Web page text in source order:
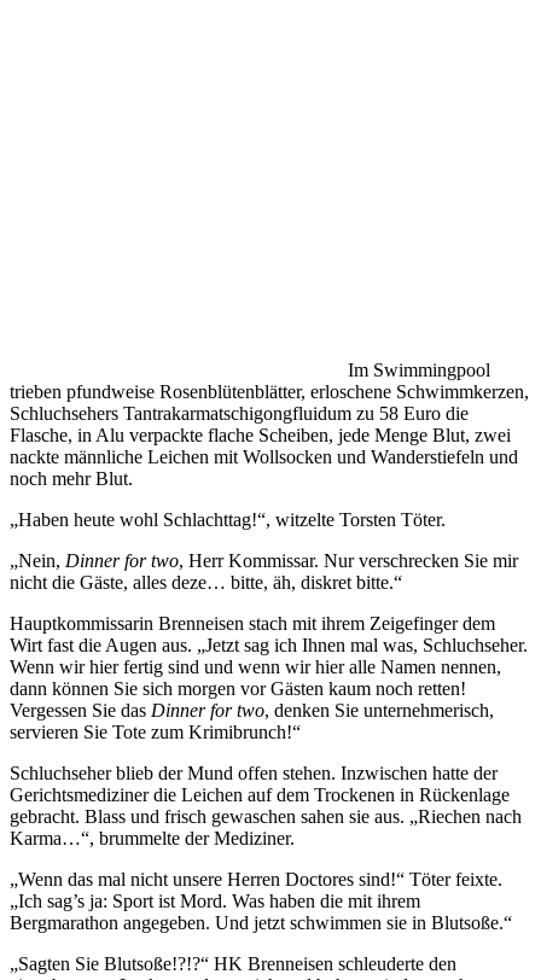
Im Swimmingpool
trieben pfundweise Rosenblütenblätter, erloschene Schwimmkerzen,
Schluchsehers Tantrakarmatschigongfluidum zu 58 Euro die
Flasche, in Alu verpackte flache Scheiben, jede Menge Blut, zwei
nackte männliche Leichen mit Wollsocken und Wanderstiefeln und
noch mehr Blut.
„Haben heute wohl Schlachttag!“, witzelte Torsten Töter.
„Nein, Dinner for two, Herr Kommissar. Nur verschrecken Sie mir
nicht die Gäste, alles deze… bitte, äh, diskret bitte.“
Hauptkommissarin Brenneisen stach mit ihrem Zeigefinger dem
Wirt fast die Augen aus. „Jetzt sag ich Ihnen mal was, Schluchseher.
Wenn wir hier fertig sind und wenn wir hier alle Namen nennen,
dann können Sie sich morgen vor Gästen kaum noch retten!
Vergessen Sie das Dinner for two, denken Sie unternehmerisch,
servieren Sie Tote zum Krimibrunch!“
Schluchseher blieb der Mund offen stehen. Inzwischen hatte der
Gerichtsmediziner die Leichen auf dem Trockenen in Rückenlage
gebracht. Blass und frisch gewaschen sahen sie aus. „Riechen nach
Karma…“, brummelte der Mediziner.
„Wenn das mal nicht unsere Herren Doctores sind!“ Töter feixte.
„Ich sag’s ja: Sport ist Mord. Was haben die mit ihrem
Bergmarathon angegeben. Und jetzt schwimmen sie in Blutsoße.“
„Sagten Sie Blutsoße!?!?“ HK Brenneisen schleuderte den